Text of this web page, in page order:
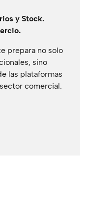
y Stock.
prepara no solo
sino
las plataformas
comercial.